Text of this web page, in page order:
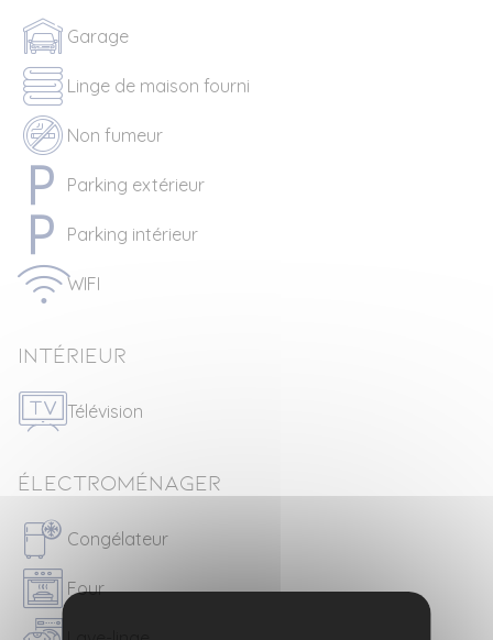
Garage
Linge de maison fourni
Non fumeur
Parking extérieur
Parking intérieur
WIFI
Intérieur
Télévision
Électroménager
Congélateur
Four